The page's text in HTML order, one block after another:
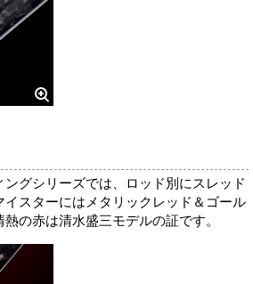
グシリーズでは、ロッド別にスレッド
イスターにはメタリックレッド＆ゴール
の赤は清水盛三モデルの証です。